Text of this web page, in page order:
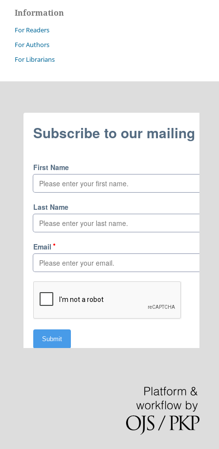
Information
For Readers
For Authors
For Librarians